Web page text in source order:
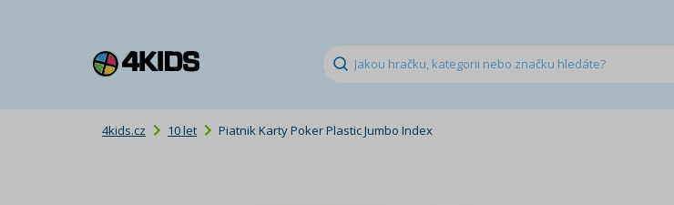
4kids.cz 10 let Piatnik Karty Poker Plastic Jumbo Index